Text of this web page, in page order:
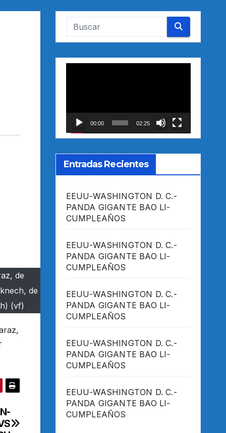
de
de
(vf)
00:00 02:25
Entradas Recientes
EEUU-WASHINGTON D. C.-
PANDA GIGANTE BAO LI-
CUMPLEAÑOS
EEUU-WASHINGTON D. C.-
PANDA GIGANTE BAO LI-
CUMPLEAÑOS
EEUU-WASHINGTON D. C.-
PANDA GIGANTE BAO LI-
CUMPLEAÑOS
EEUU-WASHINGTON D. C.-
PANDA GIGANTE BAO LI-
CUMPLEAÑOS
EEUU-WASHINGTON D. C.-
PANDA GIGANTE BAO LI-
CUMPLEAÑOS